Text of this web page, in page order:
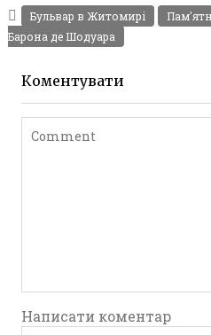
Бульвар в Житомирі
Барона де Шодуара
Коментувати
Написати коментар